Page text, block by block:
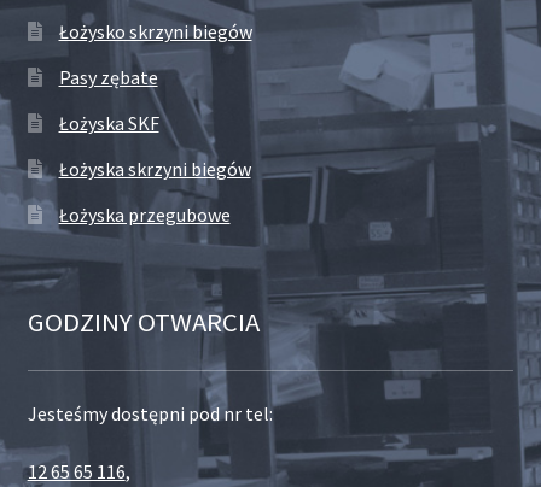
Łożysko skrzyni biegów
Pasy zębate
Łożyska SKF
Łożyska skrzyni biegów
Łożyska przegubowe
GODZINY OTWARCIA
Jesteśmy dostępni pod nr tel:
12 65 65 116,